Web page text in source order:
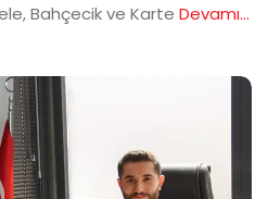
Bahçecik ve Karte Devamı...